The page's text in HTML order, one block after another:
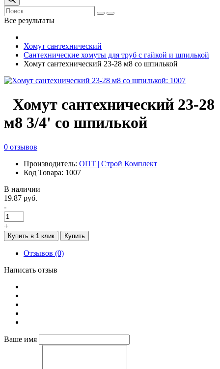
Все результаты
Хомут сантехнический
Сантехнические хомуты для труб с гайкой и шпилькой
Хомут сантехнический 23-28 м8 со шпилькой
Хомут сантехнический 23-28
м8 3/4' со шпилькой
0 отзывов
Производитель: ОПТ | Строй Комплект
Код Товара: 1007
В наличии
19.87 руб.
-
+
Купить в 1 клик Купить
Отзывов (0)
Написать отзыв
Ваше имя